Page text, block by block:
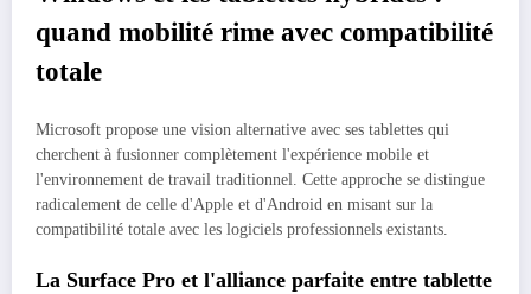
quand mobilité rime avec compatibilité
totale
Microsoft propose une vision alternative avec ses tablettes qui
cherchent à fusionner complètement l'expérience mobile et
l'environnement de travail traditionnel. Cette approche se distingue
radicalement de celle d'Apple et d'Android en misant sur la
compatibilité totale avec les logiciels professionnels existants.
La Surface Pro et l'alliance parfaite entre tablette